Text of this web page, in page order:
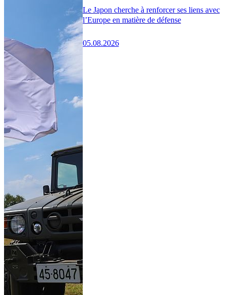
Le Japon cherche à renforcer ses liens avec
l’Europe en matière de défense
05.08.2026